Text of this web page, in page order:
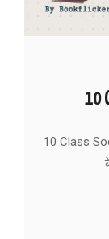
10
10 Class